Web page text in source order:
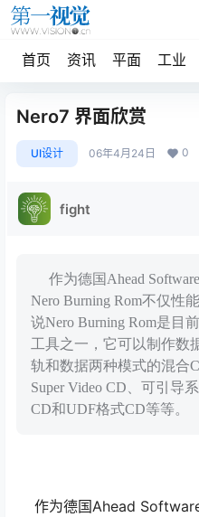
首页 资讯 平面 工业
Nero7 界面欣赏
UI设计 06年4月24日 0
fight
作为德国Ahead
Nero Burning Rom不仅性
说Nero Burning Rom是目
工具之一，它可以制作数
轨和数据两种模式的混合
Super Video CD、可引导
CD和UDF格式CD等等。
作为德国Ahead Software